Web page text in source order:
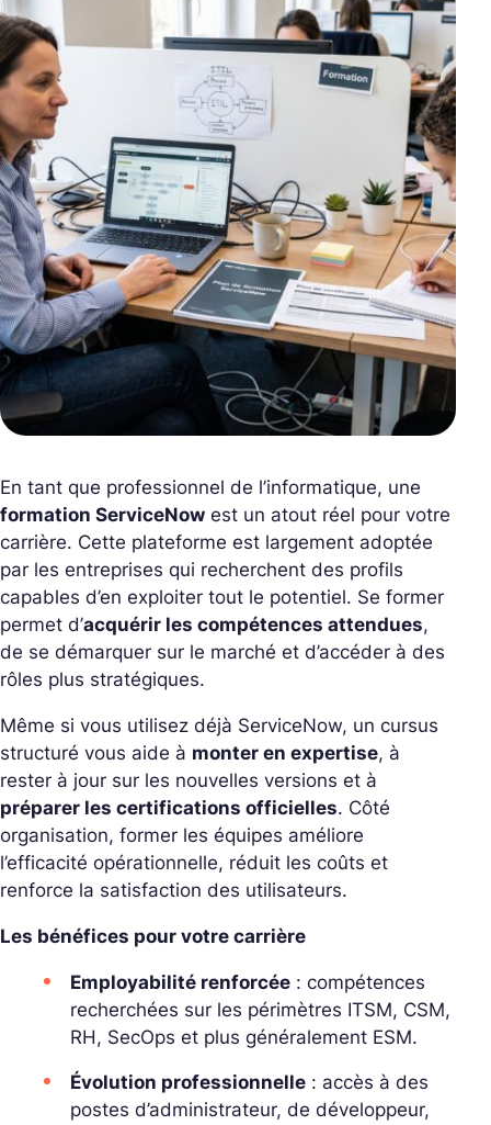
En tant que professionnel de l’informatique, une
formation ServiceNow est un atout réel pour votre
carrière. Cette plateforme est largement adoptée
par les entreprises qui recherchent des profils
capables d’en exploiter tout le potentiel. Se former
permet d’acquérir les compétences attendues,
de se démarquer sur le marché et d’accéder à des
rôles plus stratégiques.
Même si vous utilisez déjà ServiceNow, un cursus
structuré vous aide à monter en expertise, à
rester à jour sur les nouvelles versions et à
préparer les certifications officielles. Côté
organisation, former les équipes améliore
l’efficacité opérationnelle, réduit les coûts et
renforce la satisfaction des utilisateurs.
Les bénéfices pour votre carrière
Employabilité renforcée : compétences
recherchées sur les périmètres ITSM, CSM,
RH, SecOps et plus généralement ESM.
Évolution professionnelle : accès à des
postes d’administrateur, de développeur,